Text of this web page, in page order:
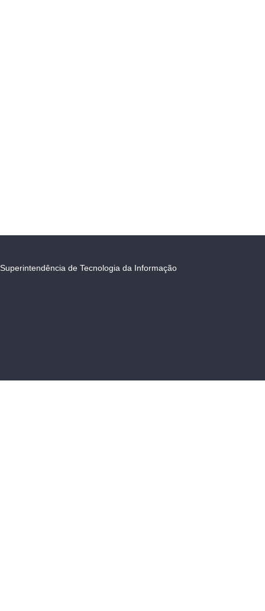
Superintendência de Tecnologia da Informação